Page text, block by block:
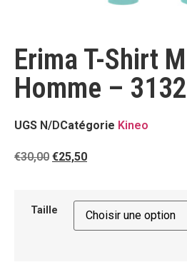
Erima T-Shirt
Homme –
UGS N/DCatégorie Kineo
€30,00 €25,50
Taille